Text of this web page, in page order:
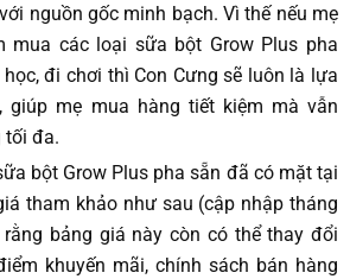
nguồn gốc minh bạch. Vì thế nếu mẹ
mua các loại sữa bột Grow Plus pha
đi chơi thì Con Cưng sẽ luôn là lựa
giúp mẹ mua hàng tiết kiệm mà vẫn
tối đa.
bột Grow Plus pha sẵn đã có mặt tại
tham khảo như sau (cập nhập tháng
bảng giá này còn có thể thay đổi
khuyến mãi, chính sách bán hàng